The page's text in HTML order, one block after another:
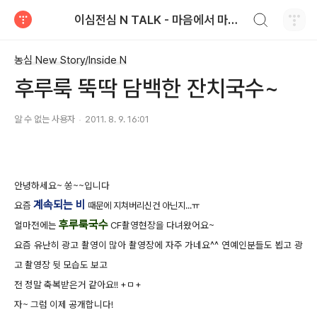
이심전심 N TALK - 마음에서 마음으로 전하는 농심 블로그
농심 New Story/Inside N
후루룩 뚝딱 담백한 잔치국수~
알 수 없는 사용자 2011. 8. 9. 16:01
안녕하세요~ 쏭~~입니다
요즘 계속되는 비 때문에 지쳐버리신건 아닌지...ㅠ
얼마전에는 후루룩국수CF촬영현장을 다녀왔어요~
요즘 유난히 광고 촬영이 많아 촬영장에 자주 가네요^^ 연예인분들도 뵙고 광
고 촬영장 뒷 모습도 보고
전 정말 축복받은거 같아요!! +ㅁ+
자~ 그럼 이제 공개합니다!